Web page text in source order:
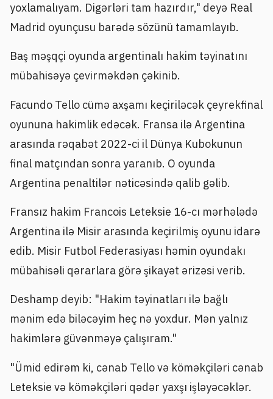
yoxlamalıyam. Digərləri tam hazırdır," deyə Real
Madrid oyunçusu barədə sözünü tamamlayıb.
Baş məşqçi oyunda argentinalı hakim təyinatını
mübahisəyə çevirməkdən çəkinib.
Facundo Tello cümə axşamı keçiriləcək çeyrekfinal
oyununa hakimlik edəcək. Fransa ilə Argentina
arasında rəqabət 2022-ci il Dünya Kubokunun
final matçından sonra yaranıb. O oyunda
Argentina penaltilər nəticəsində qalib gəlib.
Fransız hakim Francois Leteksie 16-cı mərhələdə
Argentina ilə Misir arasında keçirilmiş oyunu idarə
edib. Misir Futbol Federasiyası həmin oyundakı
mübahisəli qərarlara görə şikayət ərizəsi verib.
Deshamp deyib: "Hakim təyinatları ilə bağlı
mənim edə biləcəyim heç nə yoxdur. Mən yalnız
hakimlərə güvənməyə çalışıram."
"Ümid edirəm ki, cənab Tello və köməkçiləri cənab
Leteksie və köməkçiləri qədər yaxşı işləyəcəklər.